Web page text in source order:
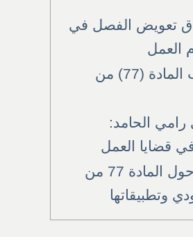
تعويض الفصل في
استقالة بموجب المادة (77) من
الحامد:
قضايا العمل
أسئلة شائعة حول المادة 77 من
وتطبيقاتها